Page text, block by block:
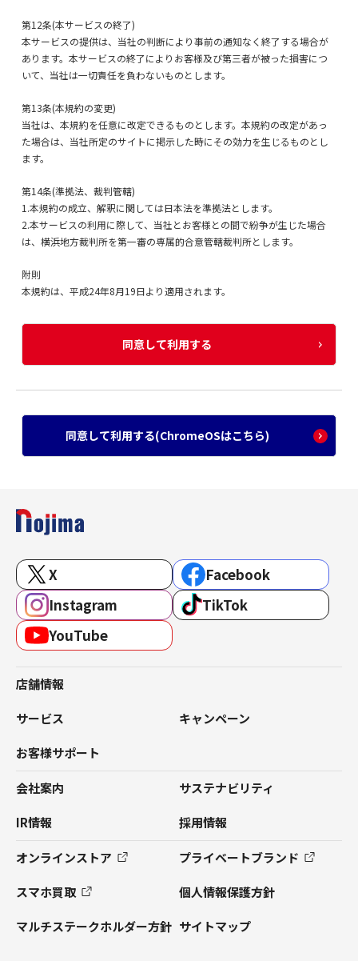
第12条(本サービスの終了)
本サービスの提供は、当社の判断により事前の通知なく終了する場合が
あります。本サービスの終了によりお客様及び第三者が被った損害につ
いて、当社は一切責任を負わないものとします。
第13条(本規約の変更)
当社は、本規約を任意に改定できるものとします。本規約の改定があっ
た場合は、当社所定のサイトに掲示した時にその効力を生じるものとし
ます。
第14条(準拠法、裁判管轄)
1.本規約の成立、解釈に関しては日本法を準拠法とします。
2.本サービスの利用に際して、当社とお客様との間で紛争が生じた場合
は、横浜地方裁判所を第一審の専属的合意管轄裁判所とします。
附則
本規約は、平成24年8月19日より適用されます。
同意して利用する
同意して利用する(ChromeOSはこちら)
X
Facebook
Instagram
TikTok
YouTube
店舗情報
サービス キャンペーン
お客様サポート
会社案内 サステナビリティ
IR情報 採用情報
オンラインストア プライベートブランド
スマホ買取 個人情報保護方針
マルチステークホルダー方針 サイトマップ